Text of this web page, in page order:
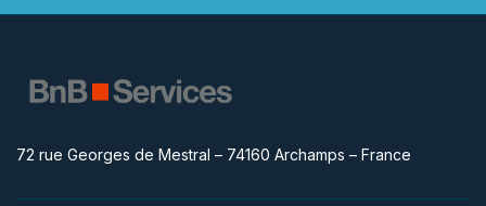
72 rue Georges de Mestral – 74160 Archamps – France